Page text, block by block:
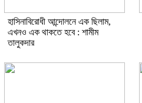
হাসিনাবিরোধী আন্দোলনে এক ছিলাম,
এখনও এক থাকতে হবে : শামীম
তালুকদার